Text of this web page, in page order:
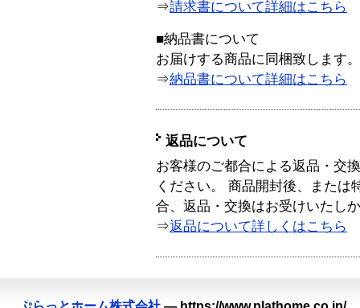
⇒請求書について詳細はこちら
■納品書について
お届けする商品に同梱致します。
⇒納品書について詳細はこちら
返品について
お客様のご都合による返品・交
ください。 商品開封後、または
合、返品・交換はお受けいたし
⇒返品について詳しくはこちら